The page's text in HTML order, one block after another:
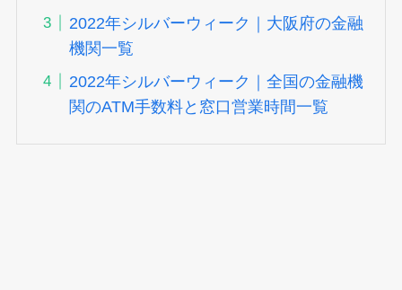
2022年シルバーウィーク｜大阪府の金融
機関一覧
2022年シルバーウィーク｜全国の金融機
関のATM手数料と窓口営業時間一覧